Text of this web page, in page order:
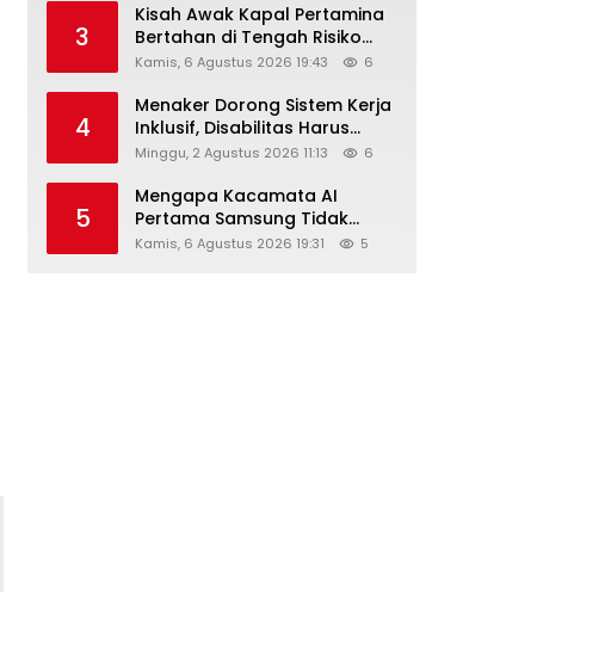
Awards 2026
3
Kisah Awak Kapal Pertamina
Bertahan di Tengah Risiko
Pelayaran Selat Hormuz
Kamis, 6 Agustus 2026 19:43 6
4
Menaker Dorong Sistem Kerja
Inklusif, Disabilitas Harus
Dapat Kesempatan Setara
Minggu, 2 Agustus 2026 11:13 6
5
Mengapa Kacamata AI
Pertama Samsung Tidak
Dibekali Layar?
Kamis, 6 Agustus 2026 19:31 5